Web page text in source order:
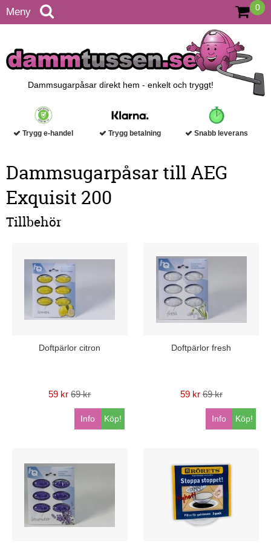
Meny 0
Dammsugarpåsar direkt hem - enkelt och tryggt!
Trygg e-handel Trygg betalning Snabb leverans
Dammsugarpåsar till AEG
Exquisit 200
Tillbehör
Doftpärlor citron
59 kr 69 kr
Köp!
Info
Doftpärlor fresh
59 kr 69 kr
Köp!
Info